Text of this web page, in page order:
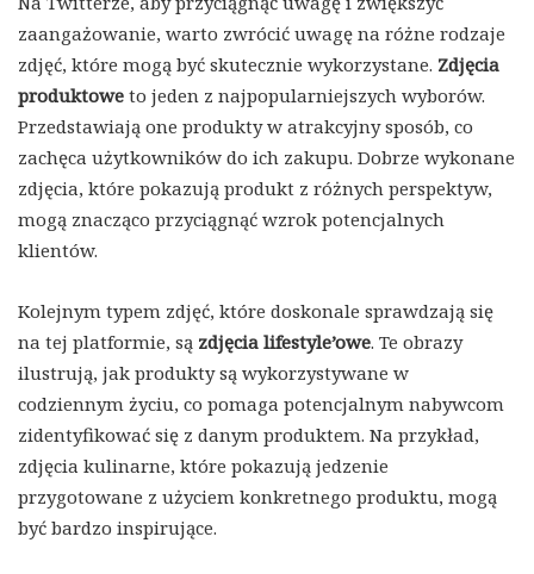
zaangażowanie, warto zwrócić uwagę na różne rodzaje
zdjęć, które mogą być skutecznie wykorzystane. Zdjęcia
produktowe to jeden z najpopularniejszych wyborów.
Przedstawiają one produkty w atrakcyjny sposób, co
zachęca użytkowników do ich zakupu. Dobrze wykonane
zdjęcia, które pokazują produkt z różnych perspektyw,
mogą znacząco przyciągnąć wzrok potencjalnych
klientów.
Kolejnym typem zdjęć, które doskonale sprawdzają się
na tej platformie, są zdjęcia lifestyle’owe. Te obrazy
ilustrują, jak produkty są wykorzystywane w
codziennym życiu, co pomaga potencjalnym nabywcom
zidentyfikować się z danym produktem. Na przykład,
zdjęcia kulinarne, które pokazują jedzenie
przygotowane z użyciem konkretnego produktu, mogą
być bardzo inspirujące.